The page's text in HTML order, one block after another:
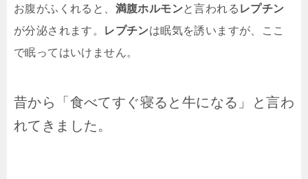
お腹がふくれると、 満腹ホルモンと言われる レプチン
が分泌されます。
レプチンは眠気を誘いますが、ここ
で眠ってはいけません。
昔から「食べてすぐ寝ると牛になる」と言わ
れてきました。